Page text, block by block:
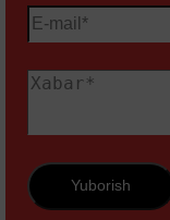
Yuborish